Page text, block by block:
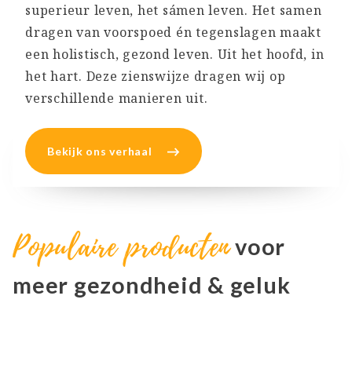
superieur leven, het sámen leven. Het samen
dragen van voorspoed én tegenslagen maakt
een holistisch, gezond leven. Uit het hoofd, in
het hart. Deze zienswijze dragen wij op
verschillende manieren uit.
Bekijk ons verhaal
Populaire productenvoor
meer gezondheid & geluk